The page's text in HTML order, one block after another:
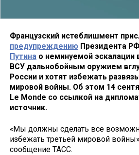
Французский истеблишмент
предупреждению Президента РФ
Путина о неминуемой эскалации
ВСУ дальнобойным оружием
России и хотят избежать
мировой войны. Об этом 14
Le Monde со ссылкой на
источник.
«Мы должны сделать все
избежать третьей мировой
сообщение ТАСС.